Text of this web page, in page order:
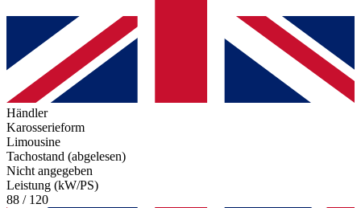
Händler
Karosserieform
Limousine
Tachostand (abgelesen)
Nicht angegeben
Leistung (kW/PS)
88 / 120